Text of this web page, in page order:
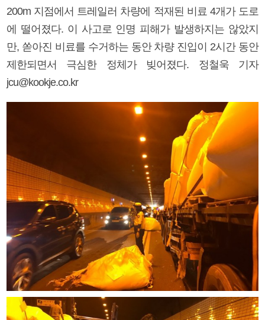
200m 지점에서 트레일러 차량에 적재된 비료 4개가 도로
에 떨어졌다. 이 사고로 인명 피해가 발생하지는 않았지
만, 쏟아진 비료를 수거하는 동안 차량 진입이 2시간 동안
제한되면서 극심한 정체가 빚어졌다. 정철욱 기자
jcu@kookje.co.kr